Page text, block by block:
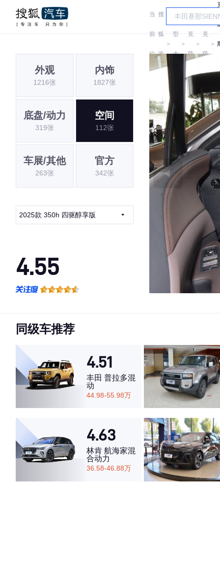
当
前
位
置:
搜
狐
汽
＞
车
型
大
＞
雷
克
萨
斯
＞
雷
克
萨
斯
＞
外观
1216张
内饰
1827张
底盘/动力
319张
空间
112张
车展/其他
263张
官方
342张
2025款 350h 四驱醇享版
4.55
·空间表现一般，低于74%同级车
同级车推荐
4.51
丰田 普拉多混
动
44.98-55.98万
4.63
林肯 航海家混
合动力
36.58-46.88万